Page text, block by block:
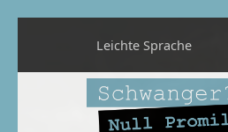
Leichte Sprache